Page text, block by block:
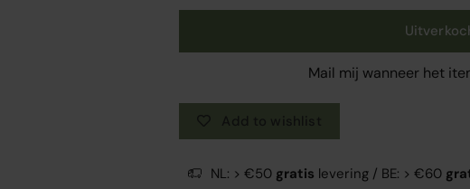
Mail mij wanneer het
NL: > €50 gratis levering / BE: > €60